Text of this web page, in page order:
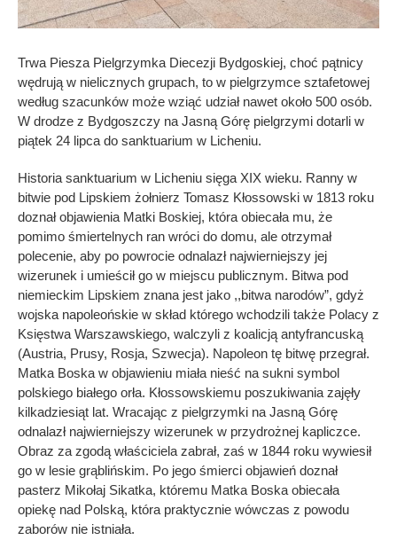
Trwa Piesza Pielgrzymka Diecezji Bydgoskiej, choć pątnicy
wędrują w nielicznych grupach, to w pielgrzymce sztafetowej
według szacunków może wziąć udział nawet około 500 osób.
W drodze z Bydgoszczy na Jasną Górę pielgrzymi dotarli w
piątek 24 lipca do sanktuarium w Licheniu.
Historia sanktuarium w Licheniu sięga XIX wieku. Ranny w
bitwie pod Lipskiem żołnierz Tomasz Kłossowski w 1813 roku
doznał objawienia Matki Boskiej, która obiecała mu, że
pomimo śmiertelnych ran wróci do domu, ale otrzymał
polecenie, aby po powrocie odnalazł najwierniejszy jej
wizerunek i umieścił go w miejscu publicznym. Bitwa pod
niemieckim Lipskiem znana jest jako ,,bitwa narodów”, gdyż
wojska napoleońskie w skład którego wchodzili także Polacy z
Księstwa Warszawskiego, walczyli z koalicją antyfrancuską
(Austria, Prusy, Rosja, Szwecja). Napoleon tę bitwę przegrał.
Matka Boska w objawieniu miała nieść na sukni symbol
polskiego białego orła. Kłossowskiemu poszukiwania zajęły
kilkadziesiąt lat. Wracając z pielgrzymki na Jasną Górę
odnalazł najwierniejszy wizerunek w przydrożnej kapliczce.
Obraz za zgodą właściciela zabrał, zaś w 1844 roku wywiesił
go w lesie grąblińskim. Po jego śmierci objawień doznał
pasterz Mikołaj Sikatka, któremu Matka Boska obiecała
opiekę nad Polską, która praktycznie wówczas z powodu
zaborów nie istniała.